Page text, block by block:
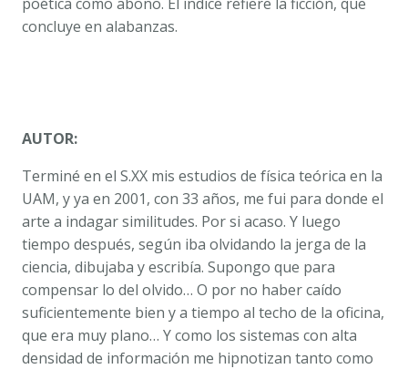
concluye en alabanzas.
AUTOR:
Terminé en el S.XX mis estudios de física teórica en la
UAM, y ya en 2001, con 33 años, me fui para donde el
arte a indagar similitudes. Por si acaso. Y luego
tiempo después, según iba olvidando la jerga de la
ciencia, dibujaba y escribía. Supongo que para
compensar lo del olvido… O por no haber caído
suficientemente bien y a tiempo al techo de la oficina,
que era muy plano… Y como los sistemas con alta
densidad de información me hipnotizan tanto como